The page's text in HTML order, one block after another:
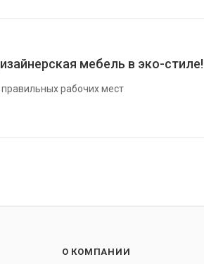
мебель в эко-стиле!
рабочих мест
О КОМПАНИИ